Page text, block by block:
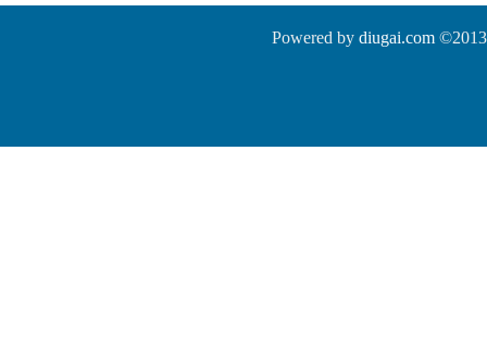
Powered by diugai.com